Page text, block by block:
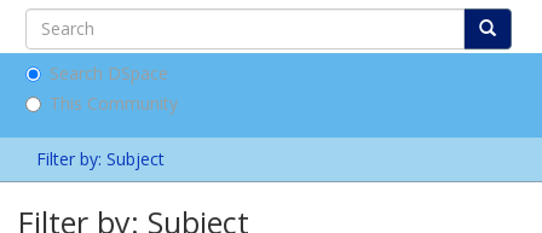
Search DSpace
This Community
Filter by: Subject
Filter by: Subject